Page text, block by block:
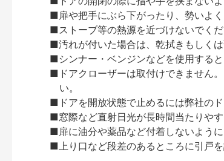
■扉や把手にぶら下がったり、勢いよく
■ストーブ等の熱源を近づけないでく
■汚れが付いた場合は、乾拭きもしく
■シンナー・ベンジンなどを使用する
■ドアクローザーは取付けできません
い。
■ドアを開放状態で止めるには弊社の
■窓際など直射日光が長時間当たりや
■扉に油分や薬品など付着しないよう
■上り口など段差のあるところに引戸